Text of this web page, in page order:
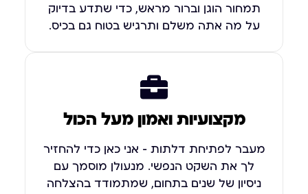
תמחור הוגן וברור מראש, כדי שתדע בדיוק
על מה אתה משלם ותרגיש בטוח גם בכיס.
מקצועיות ואמון מעל הכול
מעבר לפתיחת דלתות – אני כאן כדי להחזיר
לך את השקט הנפשי. מנעולן מוסמך עם
ניסיון של שנים בתחום, שמתמודד בהצלחה